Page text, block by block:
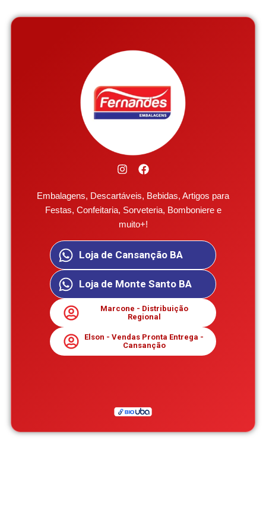
Embalagens, Descartáveis, Bebidas, Artigos para
Festas, Confeitaria, Sorveteria, Bomboniere e
muito+!
Loja de Cansanção BA
Loja de Monte Santo BA
Marcone - Distribuição
Regional
Elson - Vendas Pronta Entrega -
Cansanção